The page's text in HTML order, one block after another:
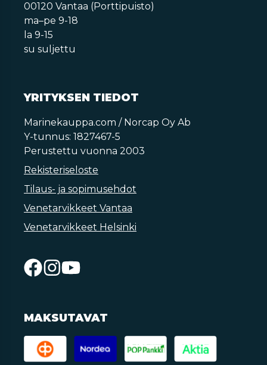
00120 Vantaa (Porttipuisto)
ma–pe 9-18
la 9-15
su suljettu
YRITYKSEN TIEDOT
Marinekauppa.com / Norcap Oy Ab
Y-tunnus: 1827467-5
Perustettu vuonna 2003
Rekisteriseloste
Tilaus- ja sopimusehdot
Venetarvikkeet Vantaa
Venetarvikkeet Helsinki
MAKSUTAVAT